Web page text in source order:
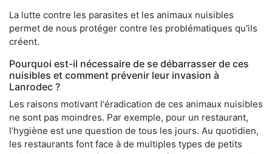
La lutte contre les parasites et les animaux nuisibles
permet de nous protéger contre les problématiques qu'ils
créent.
Pourquoi est-il nécessaire de se débarrasser de ces
nuisibles et comment prévenir leur invasion à
Lanrodec ?
Les raisons motivant l'éradication de ces animaux nuisibles
ne sont pas moindres. Par exemple, pour un restaurant,
l’hygiène est une question de tous les jours. Au quotidien,
les restaurants font face à de multiples types de petits